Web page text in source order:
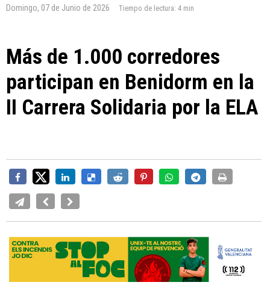
Domingo, 07 de Junio de 2026 Tiempo de lectura: 4 min
Más de 1.000 corredores
participan en Benidorm en la
II Carrera Solidaria por la ELA